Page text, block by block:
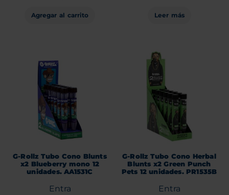
Agregar al carrito Leer más
G-Rollz Tubo Cono Blunts
x2 Blueberry mono 12
unidades. AA1531C
Entra
G-Rollz Tubo Cono Herbal
Blunts x2 Green Punch
Pets 12 unidades. PR1535B
Entra